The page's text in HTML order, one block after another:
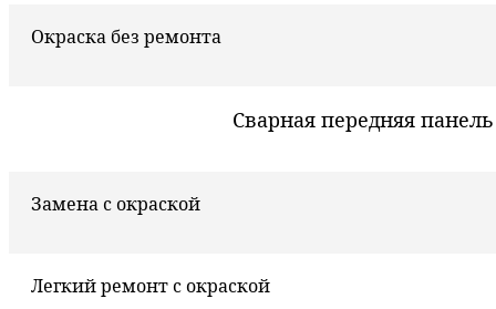
Окраска без ремонта
Сварная передняя панель
Замена с окраской
Легкий ремонт с окраской